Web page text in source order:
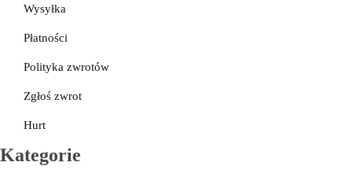
Wysyłka
Płatności
Polityka zwrotów
Zgłoś zwrot
Hurt
Kategorie